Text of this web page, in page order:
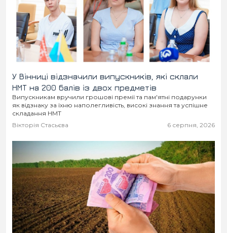
У Вінниці відзначили випускників, які склали
НМТ на 200 балів із двох предметів
Випускникам вручили грошові премії та пам'ятні подарунки
як відзнаку за їхню наполегливість, високі знання та успішне
складання НМТ
Вікторія Стасьєва
6 серпня, 2026